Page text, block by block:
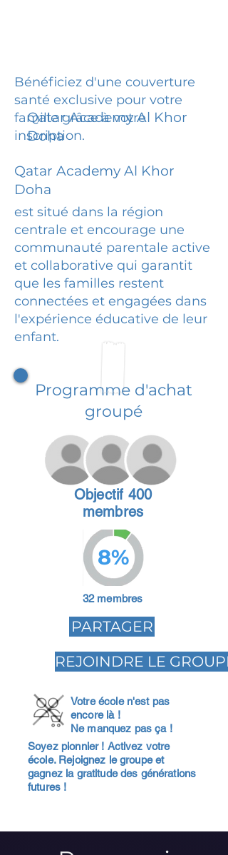
Bénéficiez d'une couverture
santé exclusive pour votre
famille grâce à votre
inscription.
Qatar Academy Al Khor
Doha
Qatar Academy Al Khor
Doha
est situé dans la région
centrale et encourage une
communauté parentale active
et collaborative qui garantit
que les familles restent
connectées et engagées dans
l'expérience éducative de leur
enfant.
Programme d'achat
groupé
Objectif 400
membres
8%
32 membres
PARTAGER
REJOINDRE LE GROUPE
Votre école n'est pas
encore là !
Ne manquez pas ça !
Soyez pionnier ! Activez votre
école. Rejoignez le groupe et
gagnez la gratitude des générations
futures !